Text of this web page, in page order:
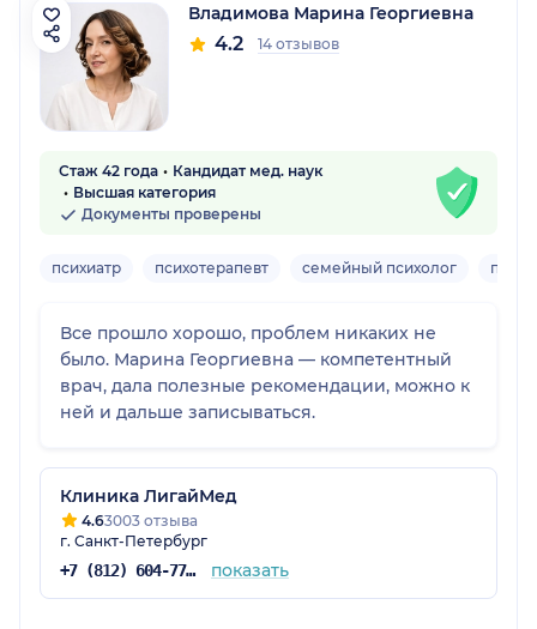
Владимова Марина Георгиевна
4.2 14 отзывов
Стаж 42 года
Кандидат мед. наук
Высшая категория
Документы проверены
психиатр психотерапевт семейный психолог
Все прошло хорошо, проблем никаких не
было. Марина Георгиевна — компетентный
врач, дала полезные рекомендации, можно к
ней и дальше записываться.
Клиника ЛигайМед
4.63003 отзыва
г. Санкт-Петербург
+7 (812) 604-77-48 показать